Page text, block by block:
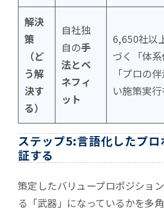
解決
策
（ど
う解
決す
る）
自社独
自の手
法とベ
ネフィ
ット
6,650社以
づく「体
「プロの
い施策実
ステップ5:言語化したプ
証する
策定したバリュープロポジショ
る「武器」になっているかを多